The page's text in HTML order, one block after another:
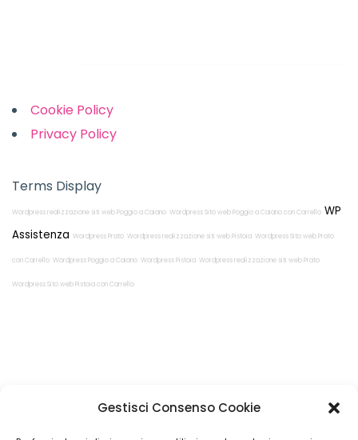
Gestisci Consenso Cookie
Cookie Policy
Privacy Policy
Terms Display
Wordpress realizzazione siti web Poggio a Caiano Wordpress Sito web Poggio a Caiano con Carrello WP
Assistenza Wordpress Prato Wordpress realizzazione siti web Pistoia Wordpress Sito web Prato
con Carrello Wordpress Poggio a Caiano Wordpress Pistoia Wordpress realizzazione siti web Prato
Wordpress Sito web Pistoia con Carrello
Restiamo in
contatto!